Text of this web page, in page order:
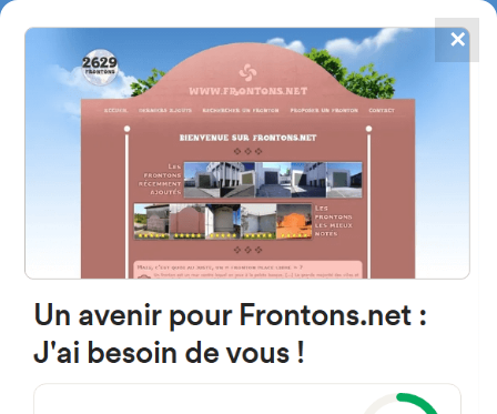
FRONTONS.NET
RECHERCHER UN FRONTON
PROPOSER UN FRONTON
4867
frontons
42211 Matamala de Almazán,
Province de Soria Espagne
✕